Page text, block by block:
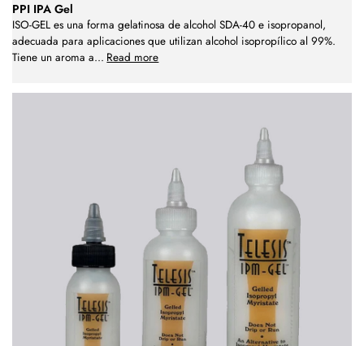
PPI IPA Gel
ISO-GEL es una forma gelatinosa de alcohol SDA-40 e isopropanol,
adecuada para aplicaciones que utilizan alcohol isopropílico al 99%.
Tiene un aroma a... Read more